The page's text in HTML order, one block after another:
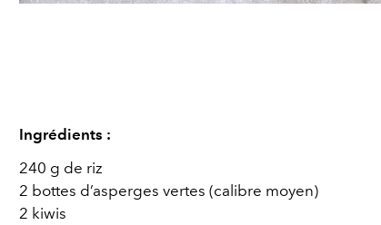
Ingrédients :
240 g de riz
2 bottes d’asperges vertes (calibre moyen)
2 kiwis